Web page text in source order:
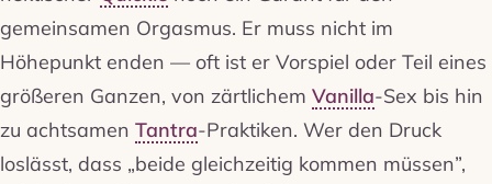
gemeinsamen Orgasmus. Er muss nicht im
Höhepunkt enden — oft ist er Vorspiel oder Teil eines
größeren Ganzen, von zärtlichem Vanilla-Sex bis hin
zu achtsamen Tantra-Praktiken. Wer den Druck
loslässt, dass „beide gleichzeitig kommen müssen”,